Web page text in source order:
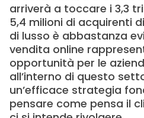
arriverà a toccare i 3,3
5,4 milioni di acquirenti
di lusso è abbastanza
vendita online
opportunità per le
all’interno di questo
un’efficace strategia
pensare come pensa il